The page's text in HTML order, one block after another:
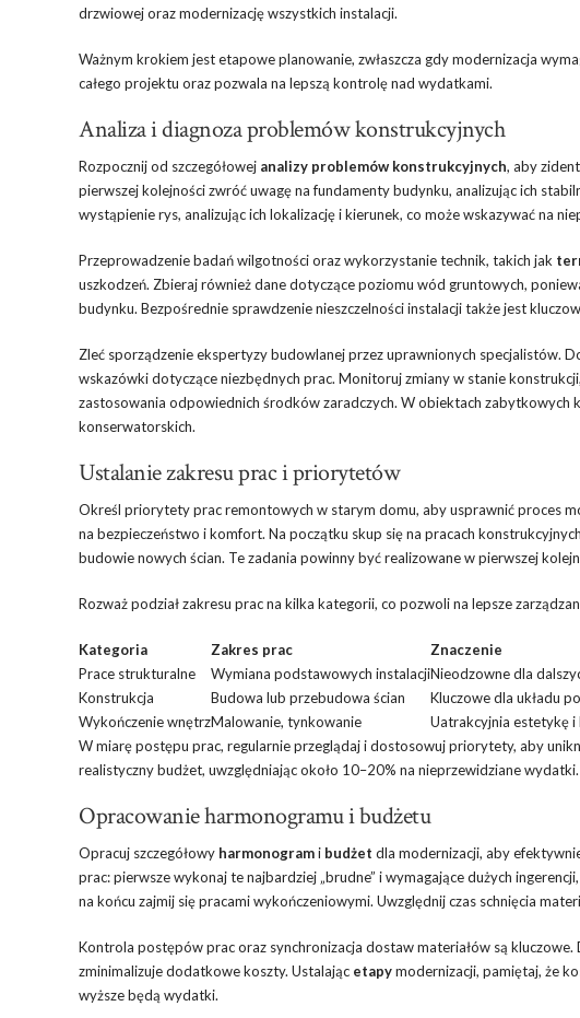
drzwiowej oraz modernizację wszystkich instalacji.
Ważnym krokiem jest etapowe planowanie, zwłaszcza gdy modernizacja
całego projektu oraz pozwala na lepszą kontrolę nad wydatkami.
Analiza i diagnoza problemów konstrukcyjnych
Rozpocznij od szczegółowej analizy problemów konstrukcyjnych, aby
pierwszej kolejności zwróć uwagę na fundamenty budynku, analizując ich
wystąpienie rys, analizując ich lokalizację i kierunek, co może wskazywać na
Przeprowadzenie badań wilgotności oraz wykorzystanie technik, takich jak
uszkodzeń. Zbieraj również dane dotyczące poziomu wód gruntowych,
budynku. Bezpośrednie sprawdzenie nieszczelności instalacji także jest
Zleć sporządzenie ekspertyzy budowlanej przez uprawnionych specjalistów.
wskazówki dotyczące niezbędnych prac. Monitoruj zmiany w stanie
zastosowania odpowiednich środków zaradczych. W obiektach
konserwatorskich.
Ustalanie zakresu prac i priorytetów
Określ priorytety prac remontowych w starym domu, aby usprawnić proces
na bezpieczeństwo i komfort. Na początku skup się na pracach
budowie nowych ścian. Te zadania powinny być realizowane w pierwszej
Rozważ podział zakresu prac na kilka kategorii, co pozwoli na lepsze
Kategoria Zakres prac
Znaczenie
Prace strukturalne
Wymiana podstawowych instalacjiNieodzowne dla
Konstrukcja
Budowa lub przebudowa ścian
Kluczowe dla układu
Wykończenie wnętrzMalowanie, tynkowanie
Uatrakcyjnia estetykę
W miarę postępu prac, regularnie przeglądaj i dostosowuj priorytety, aby
realistyczny budżet, uwzględniając około 10–20% na nieprzewidziane
Opracowanie harmonogramu i budżetu
Opracuj szczegółowy harmonogrami budżet dla modernizacji, aby
prac: pierwsze wykonaj te najbardziej „brudne” i wymagające dużych
na końcu zajmij się pracami wykończeniowymi. Uwzględnij czas schnięcia
Kontrola postępów prac oraz synchronizacja dostaw materiałów są
zminimalizuje dodatkowe koszty. Ustalając etapymodernizacji, pamiętaj, że
wyższe będą wydatki.